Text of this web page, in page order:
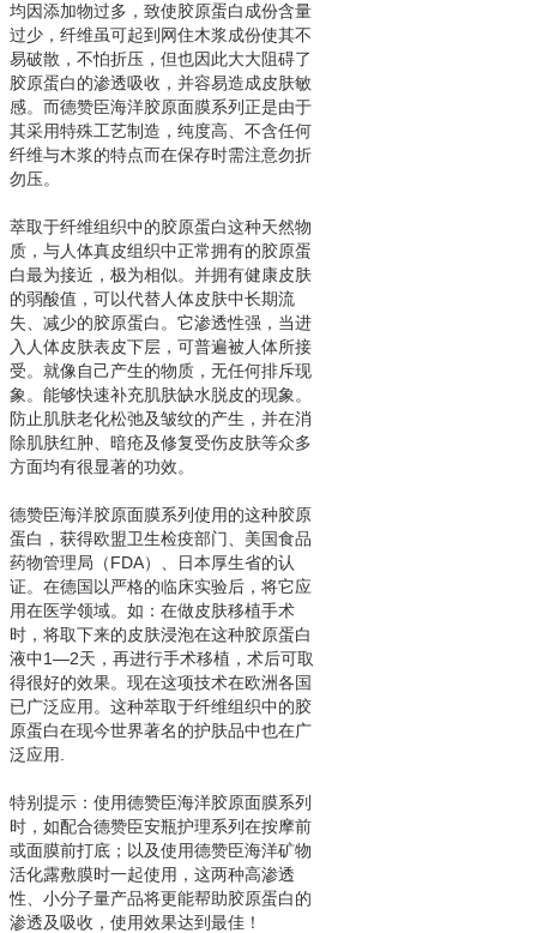
均因添加物过多，致使胶原蛋白成份含量
过少，纤维虽可起到网住木浆成份使其不
易破散，不怕折压，但也因此大大阻碍了
胶原蛋白的渗透吸收，并容易造成皮肤敏
感。而德赞臣海洋胶原面膜系列正是由于
其采用特殊工艺制造，纯度高、不含任何
纤维与木浆的特点而在保存时需注意勿折
勿压。
萃取于纤维组织中的胶原蛋白这种天然物
质，与人体真皮组织中正常拥有的胶原蛋
白最为接近，极为相似。并拥有健康皮肤
的弱酸值，可以代替人体皮肤中长期流
失、减少的胶原蛋白。它渗透性强，当进
入人体皮肤表皮下层，可普遍被人体所接
受。就像自己产生的物质，无任何排斥现
象。能够快速补充肌肤缺水脱皮的现象。
防止肌肤老化松弛及皱纹的产生，并在消
除肌肤红肿、暗疮及修复受伤皮肤等众多
方面均有很显著的功效。
德赞臣海洋胶原面膜系列使用的这种胶原
蛋白，获得欧盟卫生检疫部门、美国食品
药物管理局（FDA）、日本厚生省的认
证。在德国以严格的临床实验后，将它应
用在医学领域。如：在做皮肤移植手术
时，将取下来的皮肤浸泡在这种胶原蛋白
液中1—2天，再进行手术移植，术后可取
得很好的效果。现在这项技术在欧洲各国
已广泛应用。这种萃取于纤维组织中的胶
原蛋白在现今世界著名的护肤品中也在广
泛应用.
特别提示：使用德赞臣海洋胶原面膜系列
时，如配合德赞臣安瓶护理系列在按摩前
或面膜前打底；以及使用德赞臣海洋矿物
活化露敷膜时一起使用，这两种高渗透
性、小分子量产品将更能帮助胶原蛋白的
渗透及吸收，使用效果达到最佳！